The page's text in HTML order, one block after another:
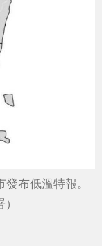
布低溫特報。